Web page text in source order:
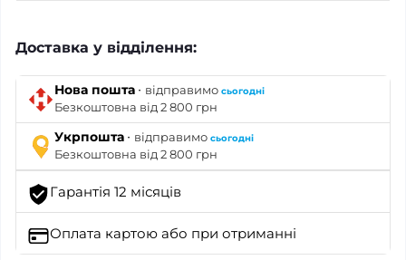
Доставка у відділення:
Нова пошта · відправимо сьогодні
Безкоштовна від 2 800 грн
Укрпошта · відправимо сьогодні
Безкоштовна від 2 800 грн
Гарантія 12 місяців
Оплата картою або при отриманні